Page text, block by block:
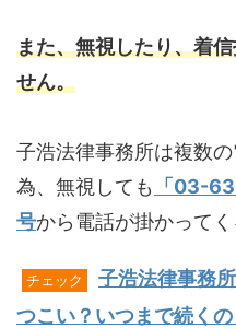
また、無視したり、着
せん。
子浩法律事務所は複数
為、無視しても
「03-
号から電話が掛かってく
チェック
子浩法律事務
つこい？いつまで続くの